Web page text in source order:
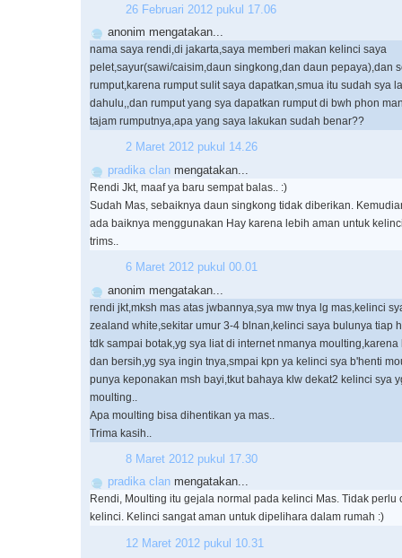
26 Februari 2012 pukul 17.06
anonim mengatakan...
nama saya rendi,di jakarta,saya memberi makan kelinci saya
pelet,sayur(sawi/caisim,daun singkong,dan daun pepaya),dan
rumput,karena rumput sulit saya dapatkan,smua itu sudah sya
dahulu,,dan rumput yang sya dapatkan rumput di bwh phon
tajam rumputnya,apa yang saya lakukan sudah benar??
2 Maret 2012 pukul 14.26
pradika clan mengatakan...
Rendi Jkt, maaf ya baru sempat balas.. :)
Sudah Mas, sebaiknya daun singkong tidak diberikan.
ada baiknya menggunakan Hay karena lebih aman untuk
trims..
6 Maret 2012 pukul 00.01
anonim mengatakan...
rendi jkt,mksh mas atas jwbannya,sya mw tnya lg mas,kelinci
zealand white,sekitar umur 3-4 blnan,kelinci saya bulunya tiap
tdk sampai botak,yg sya liat di internet nmanya moulting,karena
dan bersih,yg sya ingin tnya,smpai kpn ya kelinci sya b'henti
punya keponakan msh bayi,tkut bahaya klw dekat2 kelinci sya
moulting..
Apa moulting bisa dihentikan ya mas..
Trima kasih..
8 Maret 2012 pukul 17.30
pradika clan mengatakan...
Rendi, Moulting itu gejala normal pada kelinci Mas. Tidak perlu
kelinci. Kelinci sangat aman untuk dipelihara dalam rumah :)
12 Maret 2012 pukul 10.31